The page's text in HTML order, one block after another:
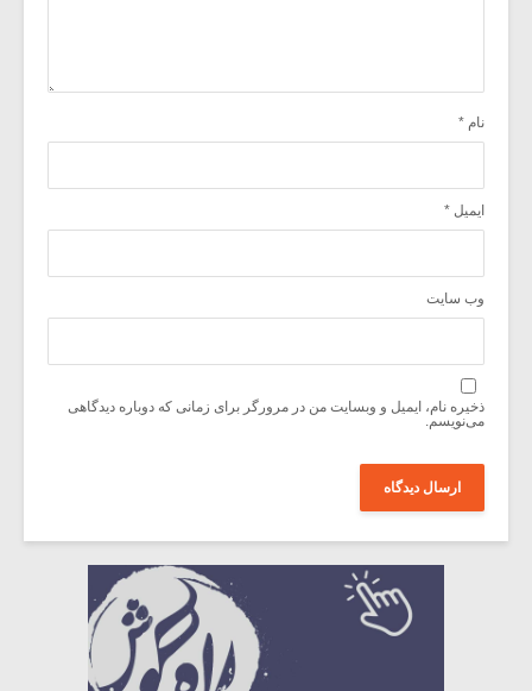
نام *
ایمیل *
وب‌ سایت
ذخیره نام، ایمیل و وبسایت من در مرورگر برای زمانی که دوباره دیدگاهی
می‌نویسم.